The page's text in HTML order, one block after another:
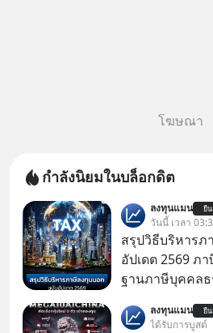
โฆษณา
กำลังนิยมในบล็อกดิต
ลงทุนแมน ยื
วันนี้ เวลา
สรุปวิธีบริหาร
อัปเดต 2569 ภ
ฐานภาษีบุคคล
ลงทุนแมน ยื
ได้รับการบูสต์